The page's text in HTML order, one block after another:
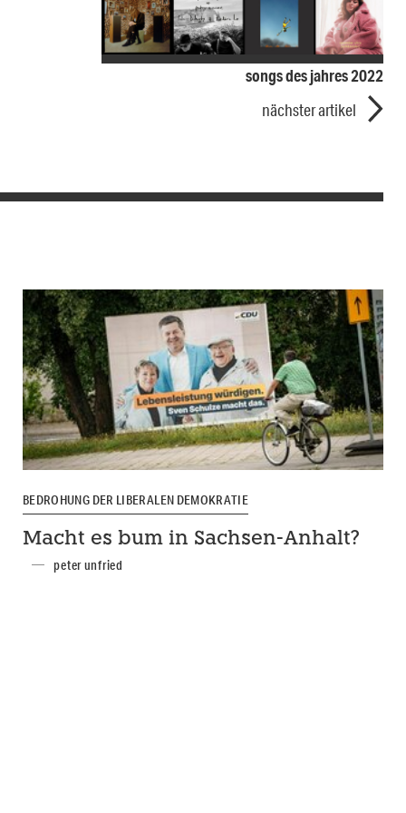
songs des jahres 2022
nächster artikel
BEDROHUNG DER LIBERALEN DEMOKRATIE
Macht es bum in Sachsen-Anhalt?
peter unfried